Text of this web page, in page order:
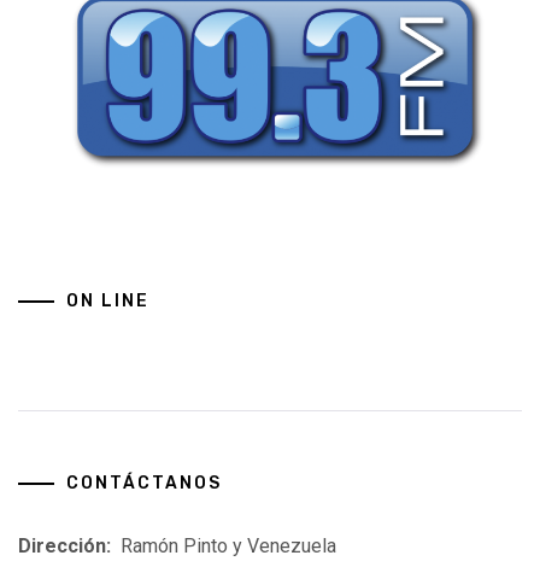
ON LINE
CONTÁCTANOS
Dirección: Ramón Pinto y Venezuela